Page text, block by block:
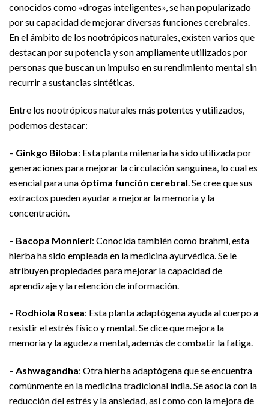
conocidos como «drogas inteligentes», se han popularizado
por su capacidad de mejorar diversas funciones cerebrales.
En el ámbito de los nootrópicos naturales, existen varios que
destacan por su potencia y son ampliamente utilizados por
personas que buscan un impulso en su rendimiento mental sin
recurrir a sustancias sintéticas.
Entre los nootrópicos naturales más potentes y utilizados,
podemos destacar:
– Ginkgo Biloba: Esta planta milenaria ha sido utilizada por
generaciones para mejorar la circulación sanguínea, lo cual es
esencial para una óptima función cerebral . Se cree que sus
extractos pueden ayudar a mejorar la memoria y la
concentración.
– Bacopa Monnieri: Conocida también como brahmi, esta
hierba ha sido empleada en la medicina ayurvédica. Se le
atribuyen propiedades para mejorar la capacidad de
aprendizaje y la retención de información.
– Rodhiola Rosea: Esta planta adaptógena ayuda al cuerpo a
resistir el estrés físico y mental. Se dice que mejora la
memoria y la agudeza mental, además de combatir la fatiga.
– Ashwagandha: Otra hierba adaptógena que se encuentra
comúnmente en la medicina tradicional india. Se asocia con la
reducción del estrés y la ansiedad, así como con la mejora de